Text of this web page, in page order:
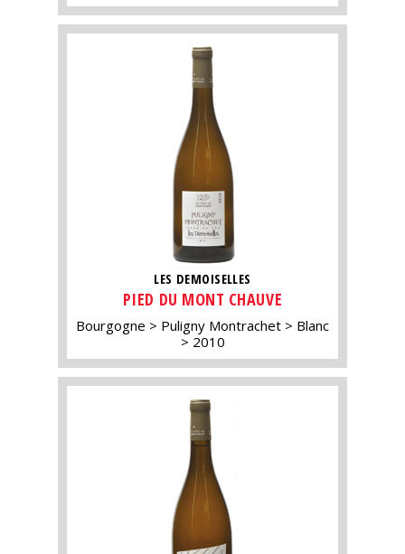
LES DEMOISELLES
PIED DU MONT CHAUVE
Bourgogne Puligny Montrachet
Blanc
2010